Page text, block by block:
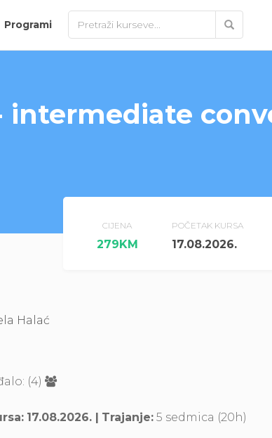
Programi
intermediate
CIJENA
279KM
POČETAK KURSA
17.08.2026.
Halać
(4)
17.08.2026. | Trajanje: 5 sedmica (20h)